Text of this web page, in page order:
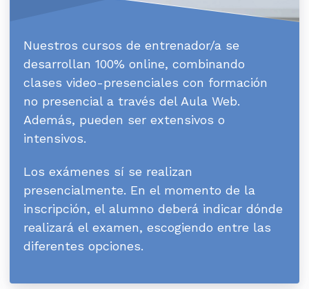
Nuestros cursos de entrenador/a se
desarrollan 100% online, combinando
clases video-presenciales con formación
no presencial a través del Aula Web.
Además, pueden ser extensivos o
intensivos.
Los exámenes sí se realizan
presencialmente. En el momento de la
inscripción, el alumno deberá indicar dónde
realizará el examen, escogiendo entre las
diferentes opciones.